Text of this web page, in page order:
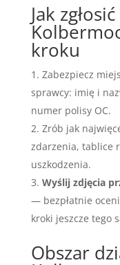
Jak
kroku
Zabezpiecz
sprawcy: imię i
numer polisy OC.
Zrób jak
zdarzenia, tablice
uszkodzenia.
Wyślij zdjęcia
— bezpłatnie
kroki jeszcze tego
Obszar